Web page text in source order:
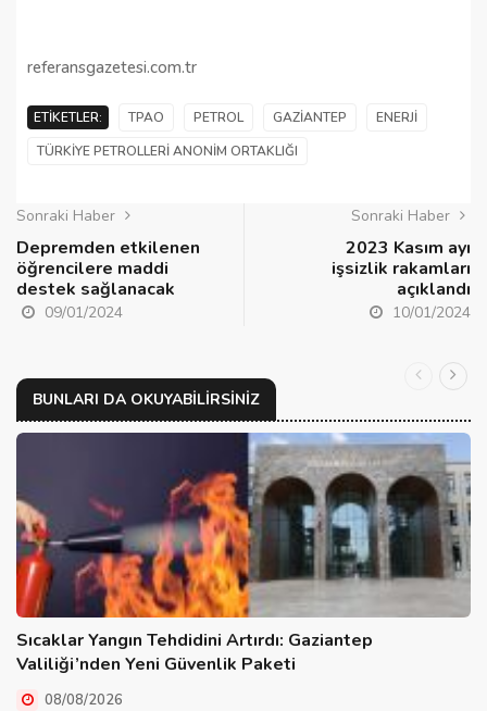
referansgazetesi.com.tr
ETIKETLER: TPAO PETROL GAZIANTEP
ENERJI
TÜRKIYE PETROLLERI ANONIM ORTAKLIĞI
Sonraki Haber
Depremden etkilenen
öğrencilere maddi
destek sağlanacak
09/01/2024
Sonraki Haber
2023 Kasım ayı
işsizlik rakamları
açıklandı
10/01/2024
BUNLARI DA OKUYABILIRSINIZ
Sıcaklar Yangın Tehdidini Artırdı: Gaziantep
Valiliği’nden Yeni Güvenlik Paketi
08/08/2026